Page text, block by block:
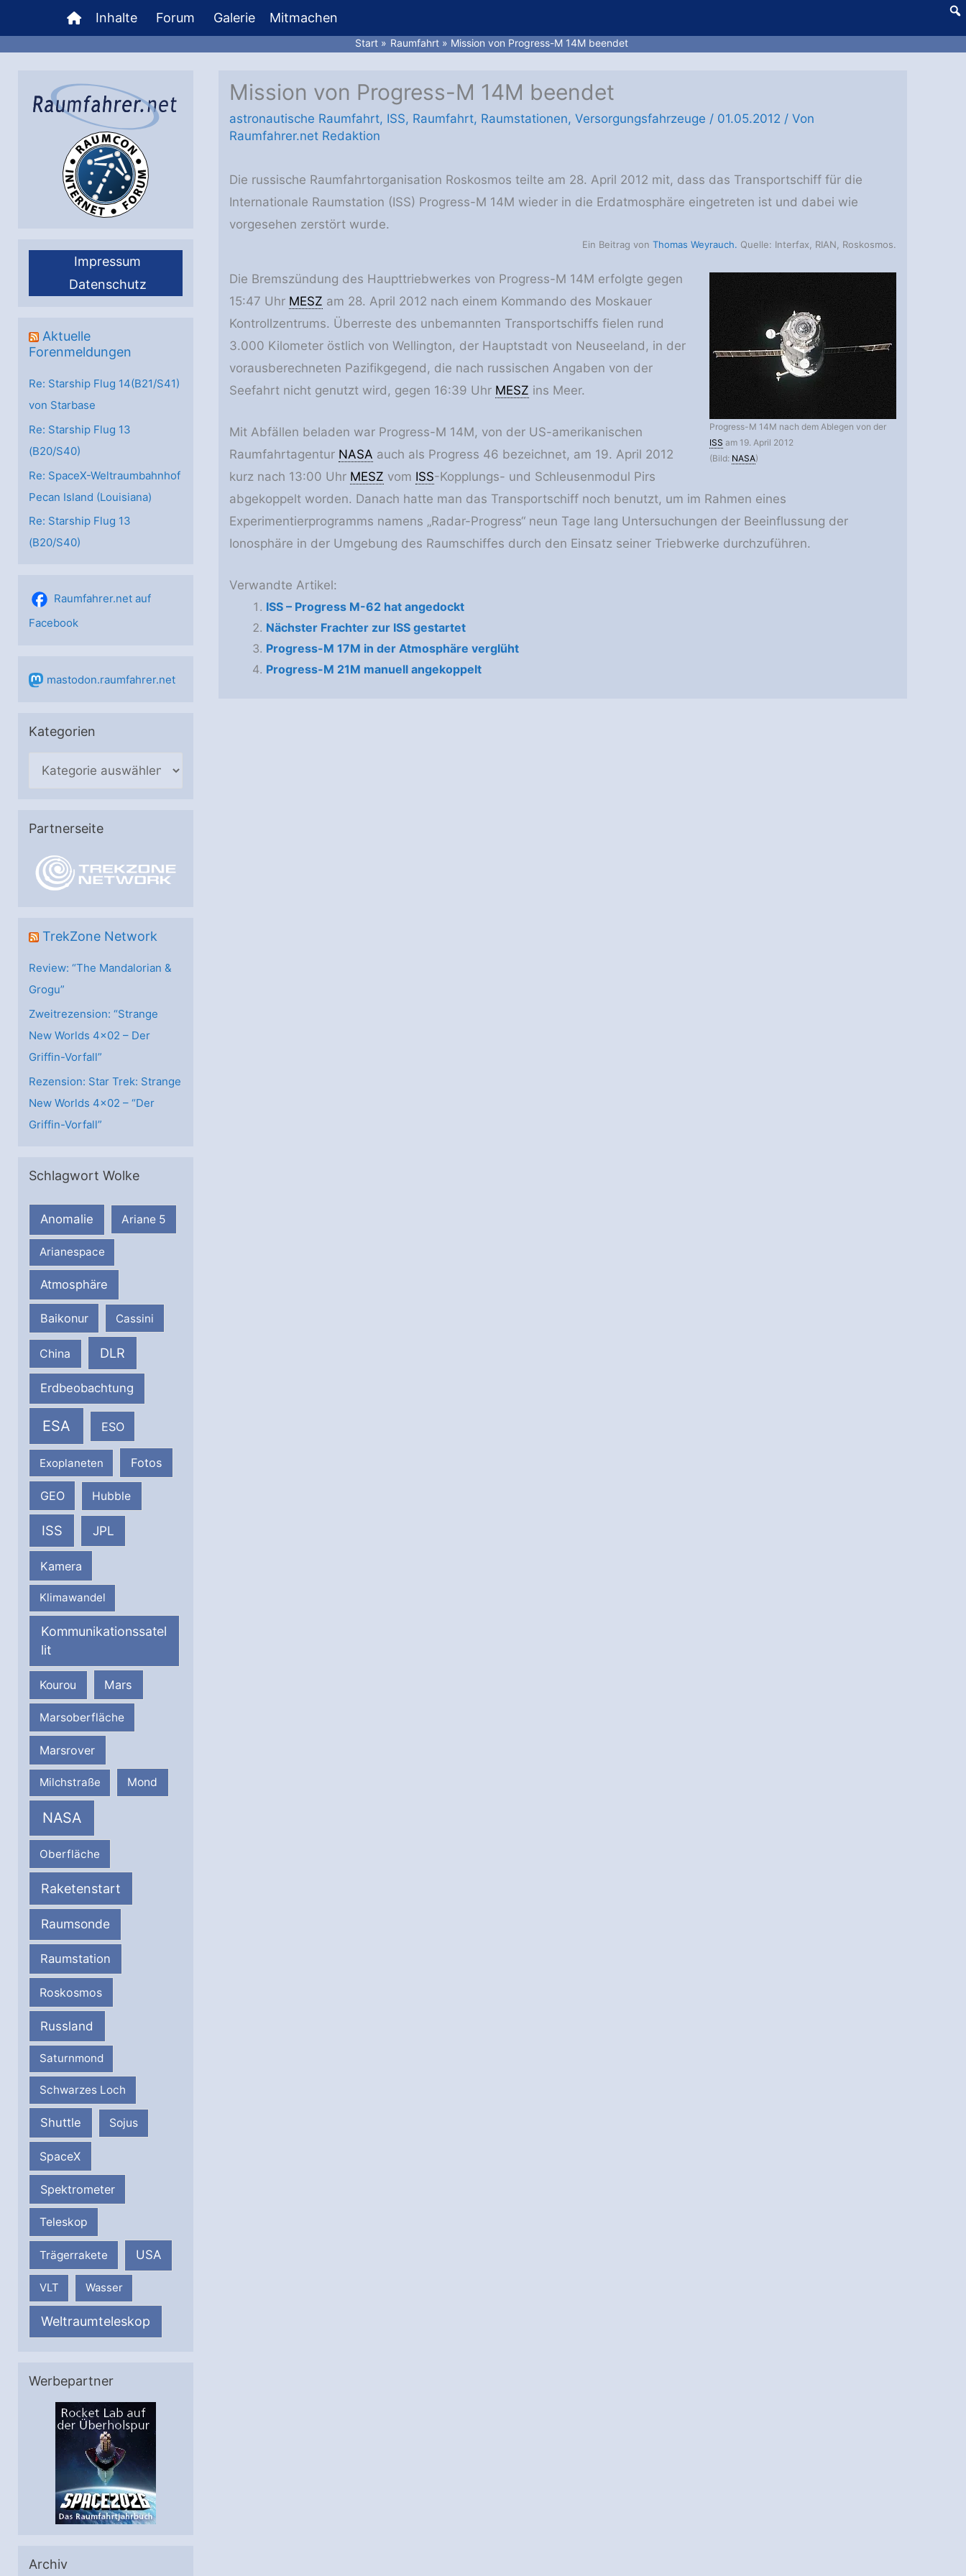
Inhalt
springen
Inhalte Forum Galerie Mitmachen
Start Raumfahrt Mission von Progress-M 14M beendet
Impressum
Datenschutz
Aktuelle
Forenmeldungen
Re: Starship Flug 14(B21/S41)
von Starbase
Re: Starship Flug 13
(B20/S40)
Re: SpaceX-Weltraumbahnhof
Pecan Island (Louisiana)
Re: Starship Flug 13
(B20/S40)
Raumfahrer.net auf
Facebook
mastodon.raumfahrer.net
Kategorien
e
e
Partnerseite
TrekZone Network
Review: “The Mandalorian &
Grogu”
Zweitrezension: “Strange
New Worlds 4×02 – Der
Griffin-Vorfall”
Rezension: Star Trek: Strange
New Worlds 4×02 – “Der
Griffin-Vorfall”
Schlagwort Wolke
Anomalie Ariane 5
Arianespace
Atmosphäre
Baikonur Cassini
China DLR
Erdbeobachtung
ESA ESO
Exoplaneten Fotos
GEO Hubble
ISS JPL
Kamera
Klimawandel
Kommunikationssatel
lit
Kourou Mars
Marsoberfläche
Marsrover
Milchstraße Mond
NASA
Oberfläche
Raketenstart
Raumsonde
Raumstation
Roskosmos
Russland
Saturnmond
Schwarzes Loch
Shuttle Sojus
SpaceX
Spektrometer
Teleskop
Trägerrakete USA
VLT Wasser
Weltraumteleskop
Werbepartner
Archiv
Mission von Progress-M 14M beendet
astronautische Raumfahrt, ISS, Raumfahrt, Raumstationen, Versorgungsfahrzeuge / 01.05.2012 / Von
Raumfahrer.net Redaktion
Die russische Raumfahrtorganisation Roskosmos teilte am 28. April 2012 mit, dass das Transportschiff für die
Internationale Raumstation (ISS) Progress-M 14M wieder in die Erdatmosphäre eingetreten ist und dabei wie
vorgesehen zerstört wurde.
Ein Beitrag vonThomas Weyrauch. Quelle: Interfax, RIAN, Roskosmos.
Progress-M 14M nach dem Ablegen von der
ISS am 19. April 2012
(Bild: NASA)
Die Bremszündung des Haupttriebwerkes von Progress-M 14M erfolgte gegen
15:47 Uhr MESZ am 28. April 2012 nach einem Kommando des Moskauer
Kontrollzentrums. Überreste des unbemannten Transportschiffs fielen rund
3.000 Kilometer östlich von Wellington, der Hauptstadt von Neuseeland, in der
vorausberechneten Pazifikgegend, die nach russischen Angaben von der
Seefahrt nicht genutzt wird, gegen 16:39 Uhr MESZ ins Meer.
Mit Abfällen beladen war Progress-M 14M, von der US-amerikanischen
Raumfahrtagentur NASA auch als Progress 46 bezeichnet, am 19. April 2012
kurz nach 13:00 Uhr MESZ vom ISS-Kopplungs- und Schleusenmodul Pirs
abgekoppelt worden. Danach hatte man das Transportschiff noch benutzt, um im Rahmen eines
Experimentierprogramms namens „Radar-Progress“ neun Tage lang Untersuchungen der Beeinflussung der
Ionosphäre in der Umgebung des Raumschiffes durch den Einsatz seiner Triebwerke durchzuführen.
Verwandte Artikel:
ISS – Progress M-62 hat angedockt
Nächster Frachter zur ISS gestartet
Progress-M 17M in der Atmosphäre verglüht
Progress-M 21M manuell angekoppelt